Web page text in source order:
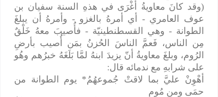
(وقد كانَ معاويةُ أغْرَى في هذهِ السنة سفيان بن
عوف العامري - أي أمرهُ بالغزو - وأمرهُ أن يبلغَ
الطوانة - وهي القسطنطينيّة - فأُصيبَ معهُ خَلْقٌ
مِن الناس، فَعمَّ الناسَ الحُزنُ بمَن أُصيب بأرضِ
الرُوم، وبلغَ معاويةُ أنّ يزيدَ ابنهُ لمَّا بَلَغَهُ خبرُهم وهُو
على شرابهِ مع ندمائه قال:
أهْوِنْ عليَّ بما لاقتْ جُموعهُمُ* يوم الطوانة من
حمَى ومن مُومِ